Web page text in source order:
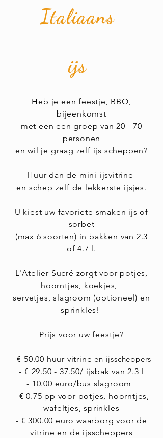
Italiaans
ijs
Heb je een feestje, BBQ,
bijeenkomst
met een een groep van 20 - 70
personen
en wil je graag zelf ijs scheppen?
Huur dan de mini-ijsvitrine
en schep zelf de lekkerste ijsjes.
U kiest uw favoriete smaken ijs of
sorbet
(max 6 soorten) in bakken van 2.3
of 4.7 l.
L'Atelier Sucré zorgt voor potjes,
hoorntjes, koekjes,
servetjes, slagroom (optioneel) en
sprinkles!
Prijs voor uw feestje?
- € 50.00 huur vitrine en ijsscheppers
- € 29.50 - 37.50/ ijsbak van 2.3 l
- 10.00 euro/bus slagroom
- € 0.75 pp voor potjes, hoorntjes,
wafeltjes, sprinkles
- € 300.00 euro waarborg voorde
vitrine en de ijsscheppers